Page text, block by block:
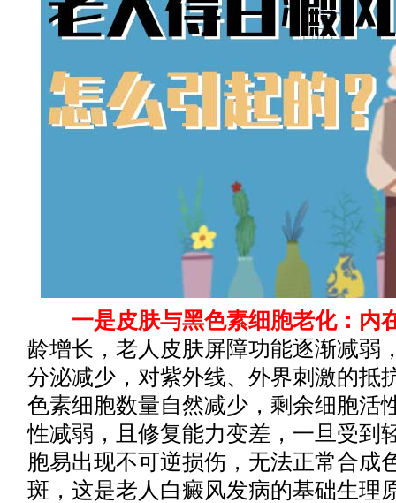
一是皮肤与黑色素细胞老化：内
龄增长，老人皮肤屏障功能逐渐减弱
分泌减少，对紫外线、外界刺激的抵
色素细胞数量自然减少，剩余细胞活
性减弱，且修复能力变差，一旦受到
胞易出现不可逆损伤，无法正常合成
斑，这是老人白癜风发病的基础生理